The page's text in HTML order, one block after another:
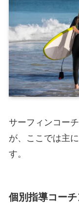
サーフィンコー
が、ここでは主
す。
個別指導コー